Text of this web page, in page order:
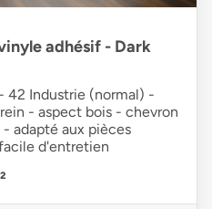
adhésif - Dark
42 Industrie (normal) -
- aspect bois - chevron
adapté aux pièces
d'entretien